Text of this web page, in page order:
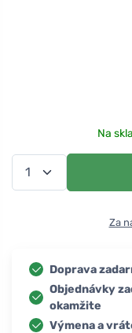
Na
Za
Doprava
Objednávky
okamžite
Výmena a